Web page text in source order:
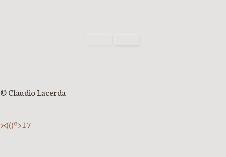
© Cláudio Lacerda
><(((º> 17